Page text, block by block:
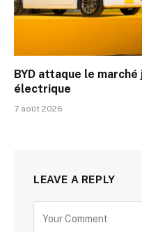
BYD attaque le
électrique
7 août 2026
LEAVE A REPLY